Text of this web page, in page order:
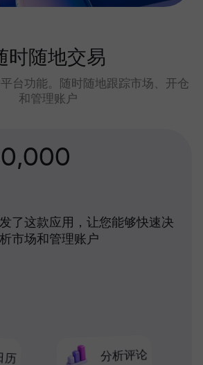
时随地交易
台功能。随时随地跟踪市场、开仓
和管理账户
历 分析评论
了这款应用，让您能够快速决
市场和管理账户